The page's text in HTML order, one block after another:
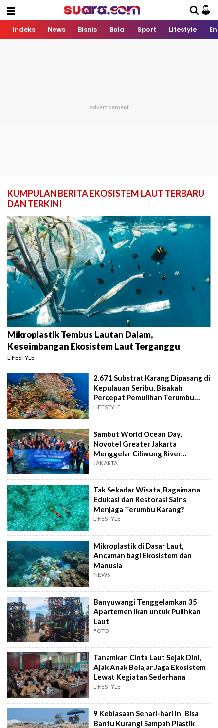
Indeks News Bisnis Bola Sport Lifestyle
KUMPULAN BERITA EKOSISTEM LAUT TERBARU
DAN TERKINI
Mikroplastik Tembus Lautan Dalam,
Keseimbangan Ekosistem Laut Terganggu
LIFESTYLE
2.671 Substrat Karang Dipasang di
Kepulauan Seribu, Bisakah
Percepat Pemulihan Terumbu
Karang?
LIFESTYLE
Sambut World Ocean Day,
Novotel Greater Jakarta
Menggelar Ciliwung River
Education & Cleanup
JAKARTA
Tak Sekadar Wisata, Bagaimana
Edukasi dan Restorasi Sains
Menjaga Terumbu Karang?
LIFESTYLE
Mikroplastik di Dasar Laut,
Ancaman bagi Ekosistem dan
Manusia
NEWS
Banyuwangi Tenggelamkan 35
Apartemen Ikan untuk Pulihkan
Laut
FOTO
Tanamkan Cinta Laut Sejak Dini,
Ajak Anak Belajar Jaga Ekosistem
Lewat Kegiatan Sederhana
LIFESTYLE
9 Kebiasaan Sehari-hari Ini Bisa
Bantu Kurangi Sampah Plastik